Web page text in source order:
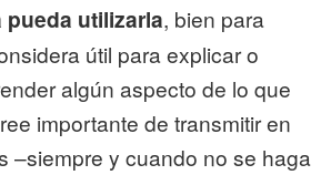
utilizarla, bien para
útil para explicar o
algún aspecto de lo que
importante de transmitir en
–siempre y cuando no se haga